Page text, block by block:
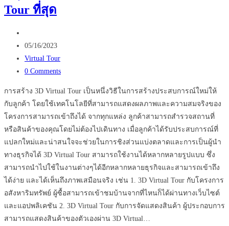
เหมาะ
ใน
ประเทศไทย
หรือ
Tour ที่สุด
author:
Post
published:
05/16/2023
Post
category:
Virtual Tour
Post
0 Comments
การสร้าง 3D Virtual Tour เป็นหนึ่งวิธีในการสร้างประสบการณ์ใหม่ให้
กับลูกค้า โดยใช้เทคโนโลยีที่สามารถแสดงผลภาพและความสมจริงของ
โครงการสามารถเข้าถึงได้ จากทุกแหล่ง ลูกค้าสามารถสำรวจสถานที่
หรือสินค้าของคุณโดยไม่ต้องไปเดินทาง เมื่อลูกค้าได้รับประสบการณ์ที่
แปลกใหม่และน่าสนใจจะช่วยในการชิงส่วนแบ่งตลาดและการเป็นผู้นำ
ทางธุรกิจได้ 3D Virtual Tour สามารถใช้งานได้หลากหลายรูปแบบ ซึ่ง
สามารถนำไปใช้ในงานต่างๆได้อีกหลากหลายธุรกิจและสามารถเข้าถึง
ได้ง่าย และได้เห็นถึงภาพเสมือนจริง เช่น 1. 3D Virtual Tour กับโครงการ
อสังหาริมทรัพย์ ผู้ซื้อสามารถเข้าชมบ้านจากที่ไหนก็ได้ผ่านทางเว็บไซต์
และแอปพลิเคชัน 2. 3D Virtual Tour กับการจัดแสดงสินค้า ผู้ประกอบการ
สามารถแสดงสินค้าของตัวเองผ่าน 3D Virtual…